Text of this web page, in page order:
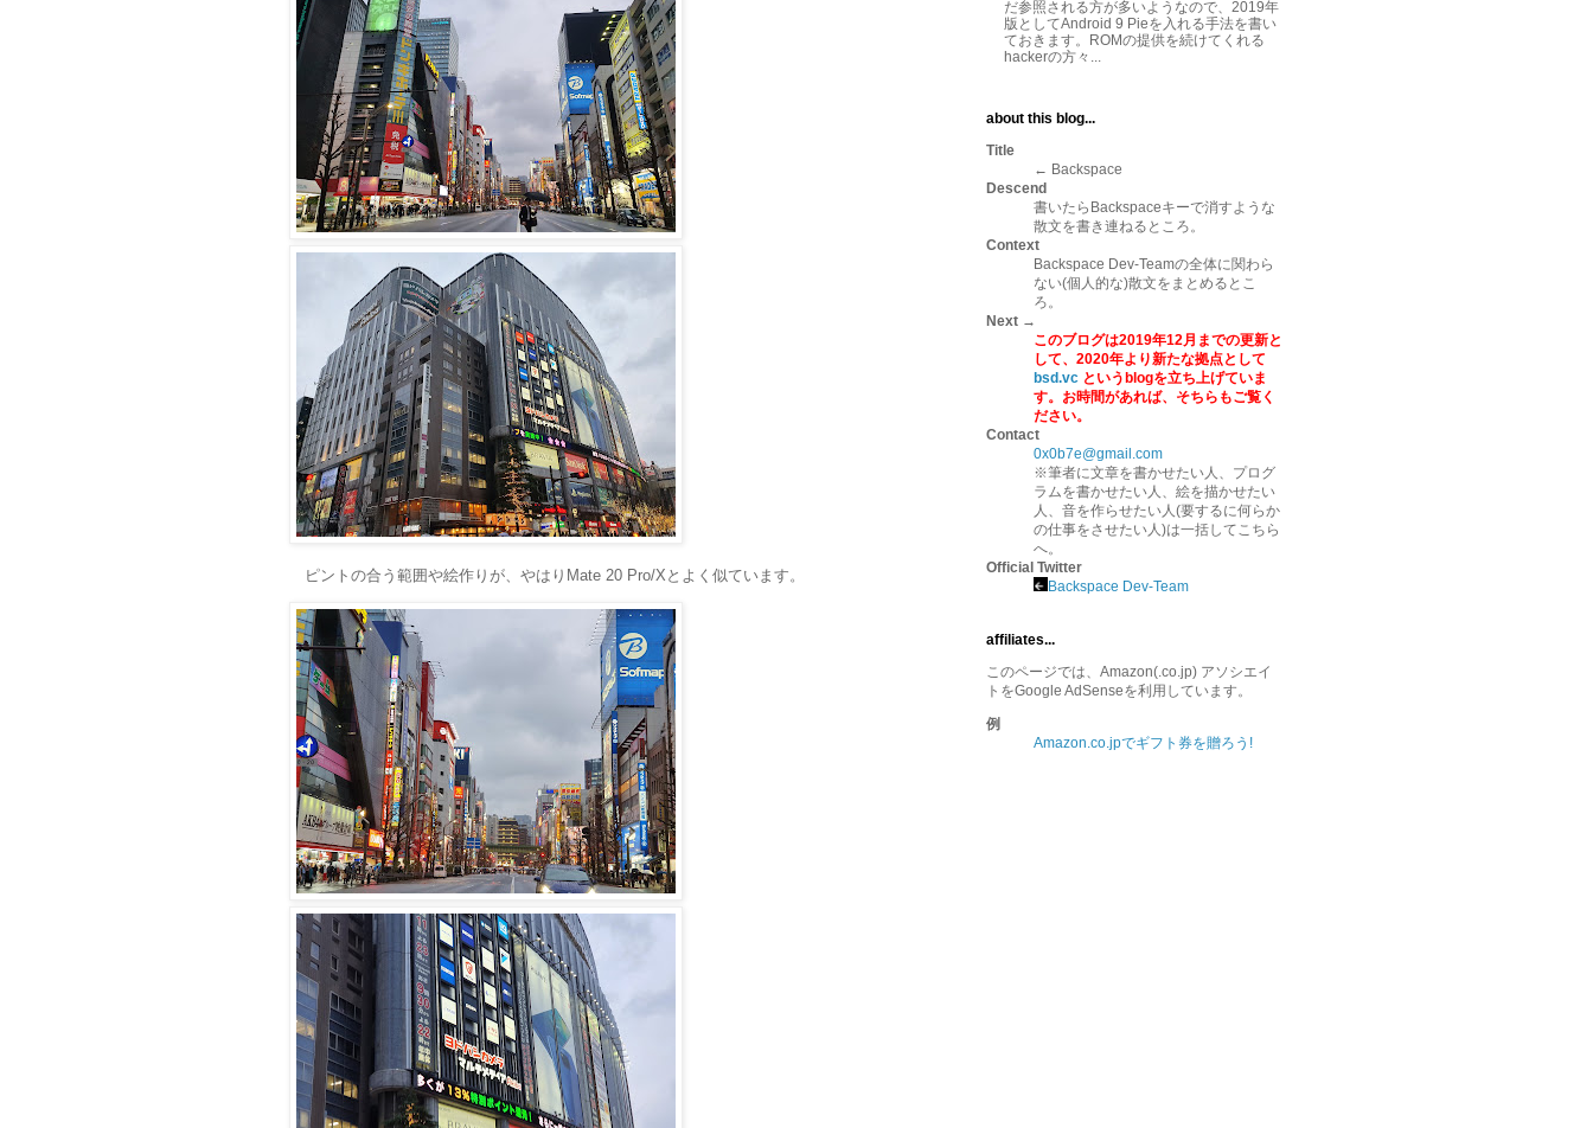
ピントの合う範囲や絵作りが、やはりMate 20 Pro/Xとよく似ています。
だ参照される方が多いようなので、2019年
版としてAndroid 9 Pieを入れる手法を書い
ておきます。ROMの提供を続けてくれる
hackerの方々...
about this blog...
Title
← Backspace
Descend
書いたらBackspaceキーで消すような
散文を書き連ねるところ。
Context
Backspace Dev-Teamの全体に関わら
ない(個人的な)散文をまとめるとこ
ろ。
Next →
このブログは2019年12月までの更新と
して、2020年より新たな拠点として
bsd.vc というblogを立ち上げていま
す。お時間があれば、そちらもご覧く
ださい。
Contact
0x0b7e@gmail.com
※筆者に文章を書かせたい人、プログ
ラムを書かせたい人、絵を描かせたい
人、音を作らせたい人(要するに何らか
の仕事をさせたい人)は一括してこちら
へ。
Official Twitter
Backspace Dev-Team
affiliates...
このページでは、Amazon(.co.jp) アソシエイ
トをGoogle AdSenseを利用しています。
例
Amazon.co.jpでギフト券を贈ろう!